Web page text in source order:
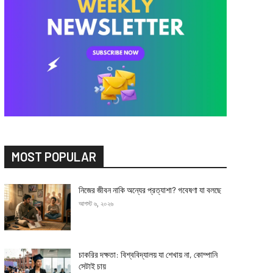
MOST POPULAR
নিজের জীবন নাকি অন্যের প্রত্যাশা? গবেষণা যা বলছে
আগস্ট ৬, ২০২৬
চাকরির দক্ষতা: বিশ্ববিদ্যালয় যা শেখায় না, কোম্পানি
সেটাই চায়